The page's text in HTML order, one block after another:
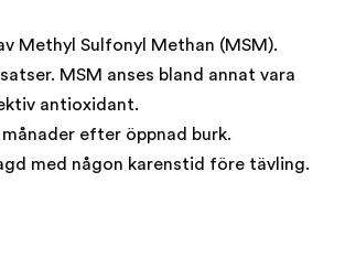
Methyl Sulfonyl Methan (MSM).
MSM anses bland annat vara
antioxidant.
efter öppnad burk.
med någon karenstid före tävling.